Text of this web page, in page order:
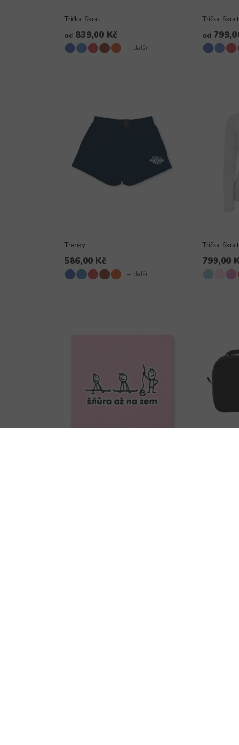
Trička Skrat
od839,00 Kč
+ další
Trička
od
Trenky
586,00 Kč
+ další
Trička
799,00